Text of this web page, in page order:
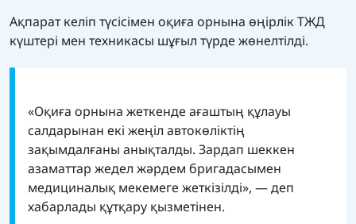
Ақпарат келіп түсісімен оқиға орнына өңірлік ТЖД
күштері мен техникасы шұғыл түрде жөнелтілді.
«Оқиға орнына жеткенде ағаштың құлауы
салдарынан екі жеңіл автокөліктің
зақымдалғаны анықталды. Зардап шеккен
азаматтар жедел жәрдем бригадасымен
медициналық мекемеге жеткізілді», — деп
хабарлады құтқару қызметінен.